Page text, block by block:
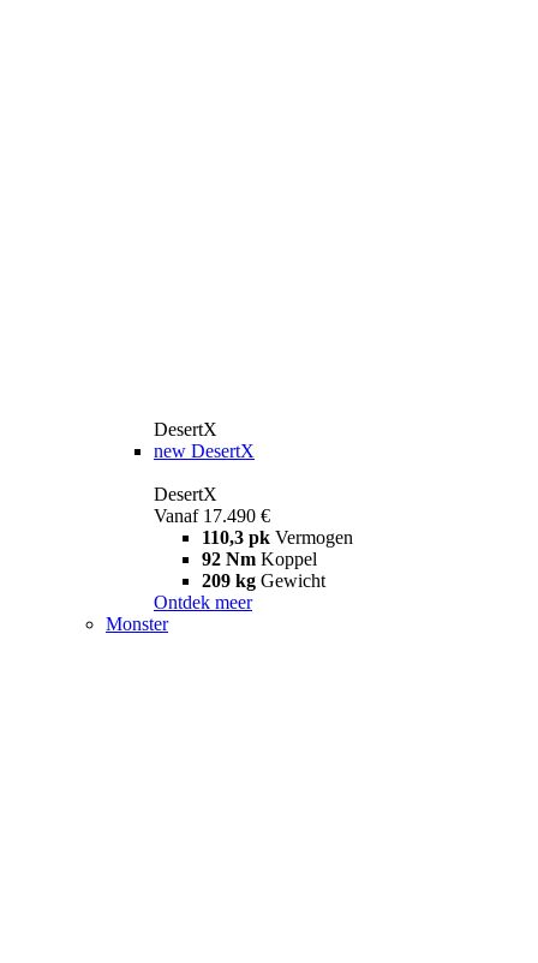
DesertX
new DesertX
DesertX
Vanaf 17.490 €
110,3 pk Vermogen
92 Nm Koppel
209 kg Gewicht
Ontdek meer
Monster